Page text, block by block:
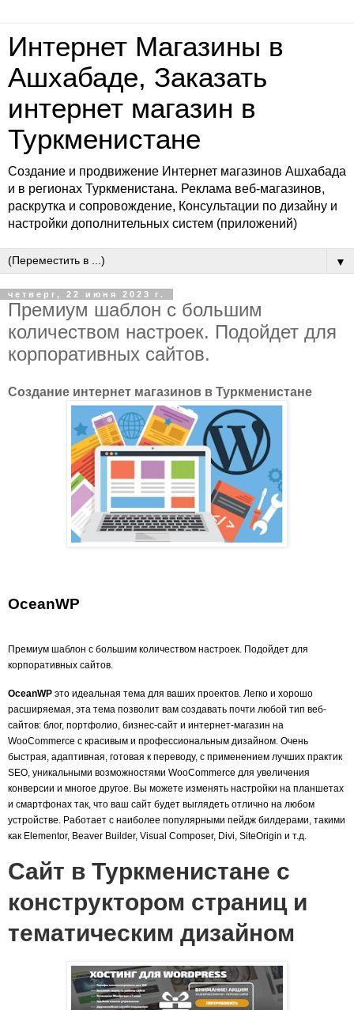
Интернет Магазины в
Ашхабаде, Заказать
интернет магазин в
Туркменистане
Создание и продвижение Интернет магазинов Ашхабада
и в регионах Туркменистана. Реклама веб-магазинов,
раскрутка и сопровождение, Консультации по дизайну и
настройки дополнительных систем (приложений)
▼
четверг, 22 июня 2023 г.
Премиум шаблон с большим
количеством настроек. Подойдет для
корпоративных сайтов.
Создание интернет магазинов в Туркменистане
OceanWP
Премиум шаблон с большим количеством настроек. Подойдет для
корпоративных сайтов.
OceanWP это идеальная тема для ваших проектов. Легко и хорошо
расширяемая, эта тема позволит вам создавать почти любой тип веб-
сайтов: блог, портфолио, бизнес-сайт и интернет-магазин на
WooCommerce с красивым и профессиональным дизайном. Очень
быстрая, адаптивная, готовая к переводу, с применением лучших практик
SEO, уникальными возможностями WooCommerce для увеличения
конверсии и многое другое. Вы можете изменять настройки на планшетах
и смартфонах так, что ваш сайт будет выглядеть отлично на любом
устройстве. Работает с наиболее популярными пейдж билдерами, такими
как Elementor, Beaver Builder, Visual Composer, Divi, SiteOrigin и т.д.
Сайт в Туркменистане с
конструктором страниц и
тематическим дизайном